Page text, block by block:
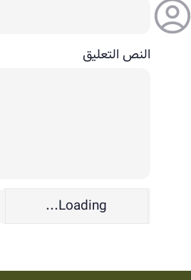
النص التعليق
Loading...